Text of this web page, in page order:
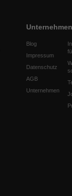
Unternehmen
Blog
Impressum
Datenschutz
AGB
Unternehmen